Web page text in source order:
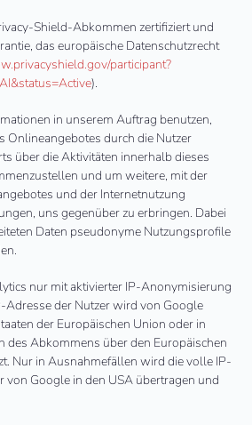
Shield-Abkommen zertifiziert und
das europäische Datenschutzrecht
participant?
).
in unserem Auftrag benutzen,
Onlineangebotes durch die Nutzer
über die Aktivitäten innerhalb dieses
und um weitere, mit der
und der Internetnutzung
uns gegenüber zu erbringen. Dabei
Daten pseudonyme Nutzungsprofile
nur mit aktivierter IP-Anonymisierung
Adresse der Nutzer wird von Google
der Europäischen Union oder in
des Abkommens über den Europäischen
Nur in Ausnahmefällen wird die volle IP-
von Google in den USA übertragen und